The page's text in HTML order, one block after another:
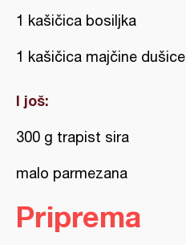
1 kašičica bosiljka
1 kašičica majčine dušice
I još:
300 g trapist sira
malo parmezana
Priprema